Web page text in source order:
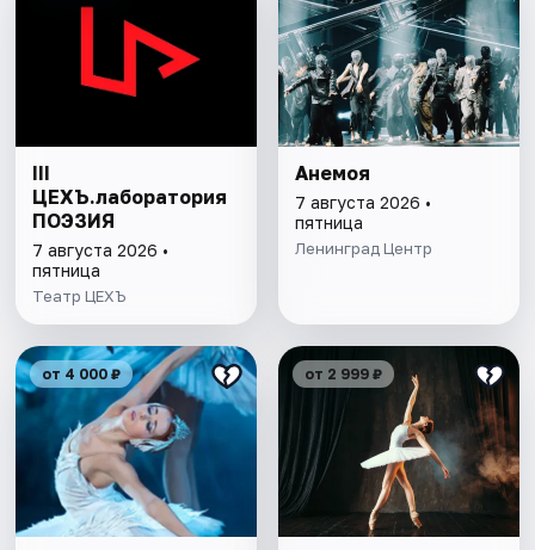
III
ЦЕХЪ.лаборатория
ПОЭЗИЯ
7 августа 2026 •
пятница
Театр ЦЕХЪ
Анемоя
7 августа 2026 •
пятница
Ленинград Центр
от 4 000 ₽ от 2 999 ₽